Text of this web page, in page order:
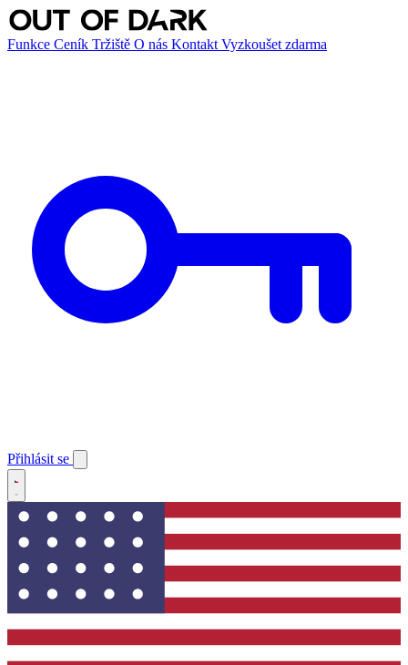
Funkce Ceník Tržiště O nás Kontakt Vyzkoušet zdarma
Přihlásit se